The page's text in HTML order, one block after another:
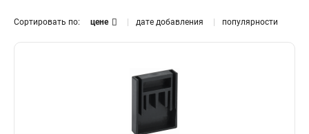
36
Сортировать по: цене дате добавления популярности